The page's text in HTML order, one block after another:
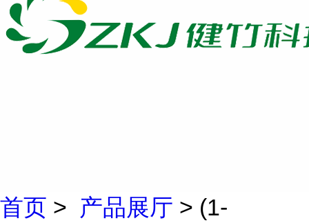
首页 > 产品展厅 > (1-